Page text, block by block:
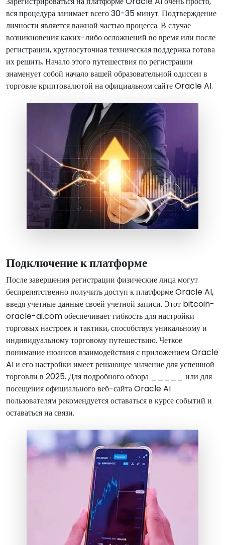
вся процедура занимает всего 30-35 минут. Подтверждение
личности является важной частью процесса. В случае
возникновения каких-либо осложнений во время или после
регистрации, круглосуточная техническая поддержка готова
их решить. Начало этого путешествия по регистрации
знаменует собой начало вашей образовательной одиссеи в
торговле криптовалютой на официальном сайте Oracle AI.
Подключение к платформе
После завершения регистрации физические лица могут
беспрепятственно получить доступ к платформе Oracle AI,
введя учетные данные своей учетной записи. Этот bitcoin-
oracle-ai.com обеспечивает гибкость для настройки
торговых настроек и тактики, способствуя уникальному и
индивидуальному торговому путешествию. Четкое
понимание нюансов взаимодействия с приложением Oracle
AI и его настройки имеет решающее значение для успешной
торговли в 2025. Для подробного обзора _____ или для
посещения официального веб-сайта Oracle AI
пользователям рекомендуется оставаться в курсе событий и
оставаться на связи.